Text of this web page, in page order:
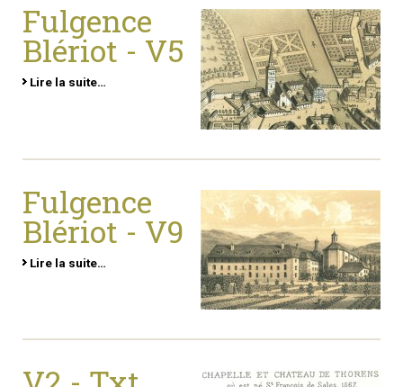
Fulgence
Blériot - V5
Lire la suite…
Fulgence
Blériot - V9
Lire la suite…